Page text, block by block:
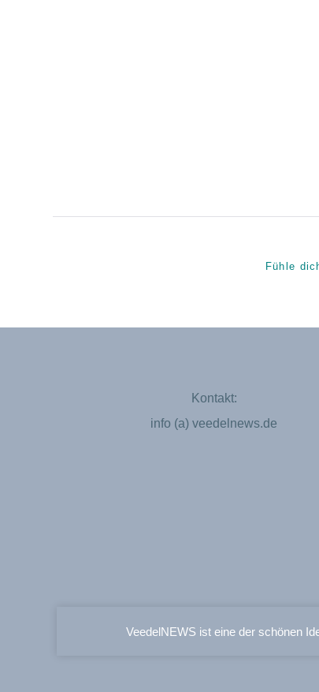
Fühle
Kontakt:
info (a) veedelnews.de
VeedelNEWS ist eine der schönen